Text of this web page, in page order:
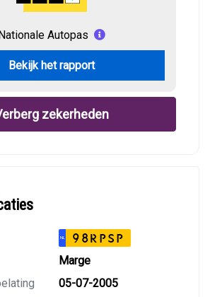
Autopas
Bekijk het rapport
zekerheden
NL 98RPSP
Marge
05-07-2005